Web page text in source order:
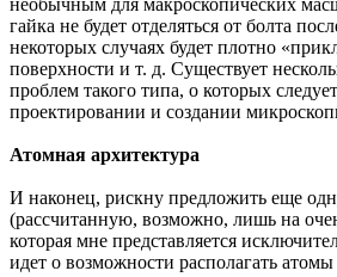
гайка не будет отделяться от болта
некоторых случаях будет плотно
поверхности и т. д. Существует
проблем такого типа, о которых
проектировании и создании
Атомная архитектура
И наконец, рискну предложить еще
(рассчитанную, возможно, лишь на
которая мне представляется
идет о возможности располагать